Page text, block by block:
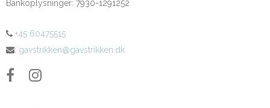
Bankoplysninger: 7930-1291252
+45 60475515
: gavstrikken@gavstrikken.dk